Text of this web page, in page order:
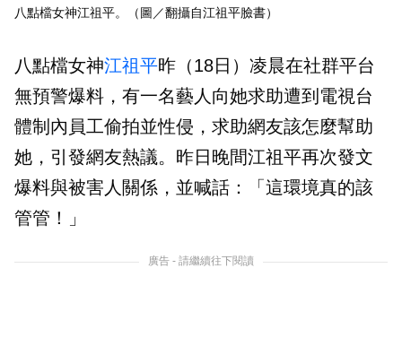
八點檔女神江祖平。（圖／翻攝自江祖平臉書）
八點檔女神江祖平昨（18日）凌晨在社群平台
無預警爆料，有一名藝人向她求助遭到電視台
體制內員工偷拍並性侵，求助網友該怎麼幫助
她，引發網友熱議。昨日晚間江祖平再次發文
爆料與被害人關係，並喊話：「這環境真的該
管管！」
廣告 - 請繼續往下閱讀